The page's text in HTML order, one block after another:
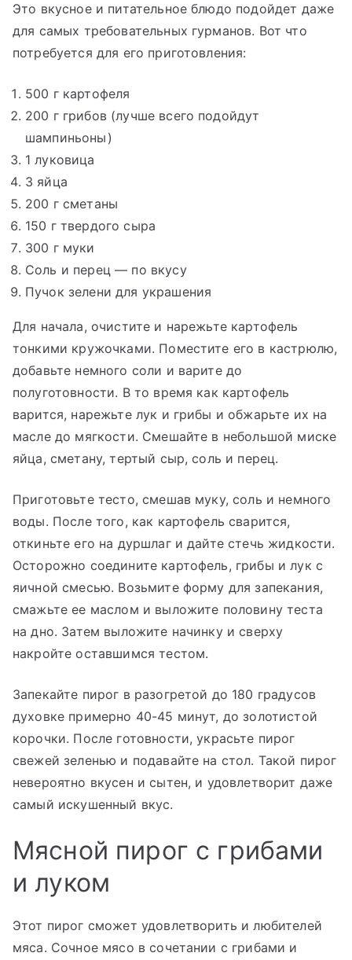
Это вкусное и питательное блюдо подойдет даже
для самых требовательных гурманов. Вот что
потребуется для его приготовления:
500 г картофеля
200 г грибов (лучше всего подойдут
шампиньоны)
1 луковица
3 яйца
200 г сметаны
150 г твердого сыра
300 г муки
Соль и перец — по вкусу
Пучок зелени для украшения
Для начала, очистите и нарежьте картофель
тонкими кружочками. Поместите его в кастрюлю,
добавьте немного соли и варите до
полуготовности. В то время как картофель
варится, нарежьте лук и грибы и обжарьте их на
масле до мягкости. Смешайте в небольшой миске
яйца, сметану, тертый сыр, соль и перец.
Приготовьте тесто, смешав муку, соль и немного
воды. После того, как картофель сварится,
откиньте его на дуршлаг и дайте стечь жидкости.
Осторожно соедините картофель, грибы и лук с
яичной смесью. Возьмите форму для запекания,
смажьте ее маслом и выложите половину теста
на дно. Затем выложите начинку и сверху
накройте оставшимся тестом.
Запекайте пирог в разогретой до 180 градусов
духовке примерно 40-45 минут, до золотистой
корочки. После готовности, украсьте пирог
свежей зеленью и подавайте на стол. Такой пирог
невероятно вкусен и сытен, и удовлетворит даже
самый искушенный вкус.
Мясной пирог с грибами
и луком
Этот пирог сможет удовлетворить и любителей
мяса. Сочное мясо в сочетании с грибами и